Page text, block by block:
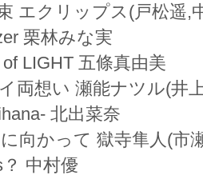
エクリップス(戸松遥,
栗林みな実
LIGHT 五條真由美
両想い 瀬能ナツル(井
北出菜奈
向かって 獄寺隼人(市
中村優